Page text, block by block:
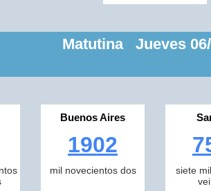
Matutina Jueves
Buenos Aires
1902
mil novecientos dos
siete